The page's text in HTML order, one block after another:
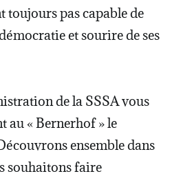
toujours pas capable de
et sourire de ses
de la SSSA vous
au « Bernerhof » le
ensemble dans
souhaitons faire